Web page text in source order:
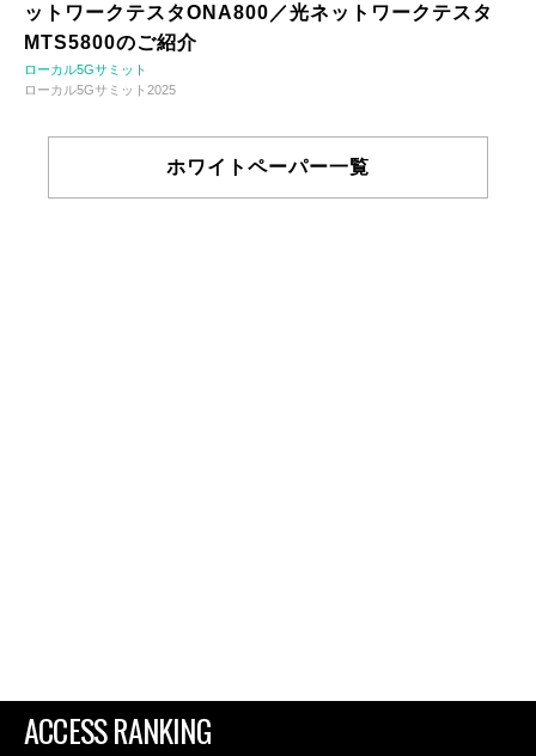
ットワークテスタONA800／光ネットワークテスタ
MTS5800のご紹介
ローカル5Gサミット
ローカル5Gサミット2025
ホワイトペーパー一覧
ACCESS RANKING